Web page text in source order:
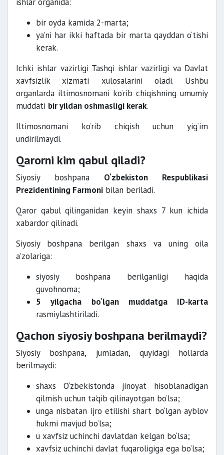
bir oyda kamida 2-marta;
ya’ni har ikki haftada bir marta qayddan o‘tishi
kerak.
Ichki ishlar vazirligi Tashqi ishlar vazirligi va Davlat
xavfsizlik xizmati xulosalarini oladi. Ushbu
organlarda iltimosnomani ko‘rib chiqishning umumiy
muddati bir yildan oshmasligi kerak.
Iltimosnomani ko‘rib chiqish uchun yig‘im
undirilmaydi.
Qarorni kim qabul qiladi?
Siyosiy boshpana O‘zbekiston Respublikasi
Prezidentining Farmoni bilan beriladi.
Qaror qabul qilinganidan keyin shaxs 7 kun ichida
xabardor qilinadi.
Siyosiy boshpana berilgan shaxs va uning oila
a’zolariga:
siyosiy boshpana berilganligi haqida
guvohnoma;
5 yilgacha bo‘lgan muddatga ID-karta
rasmiylashtiriladi.
Qachon siyosiy boshpana berilmaydi?
Siyosiy boshpana, jumladan, quyidagi hollarda
berilmaydi:
shaxs O‘zbekistonda jinoyat hisoblanadigan
qilmish uchun ta’qib qilinayotgan bo‘lsa;
unga nisbatan ijro etilishi shart bo‘lgan ayblov
hukmi mavjud bo‘lsa;
u xavfsiz uchinchi davlatdan kelgan bo‘lsa;
xavfsiz uchinchi davlat fuqaroligiga ega bo‘lsa;